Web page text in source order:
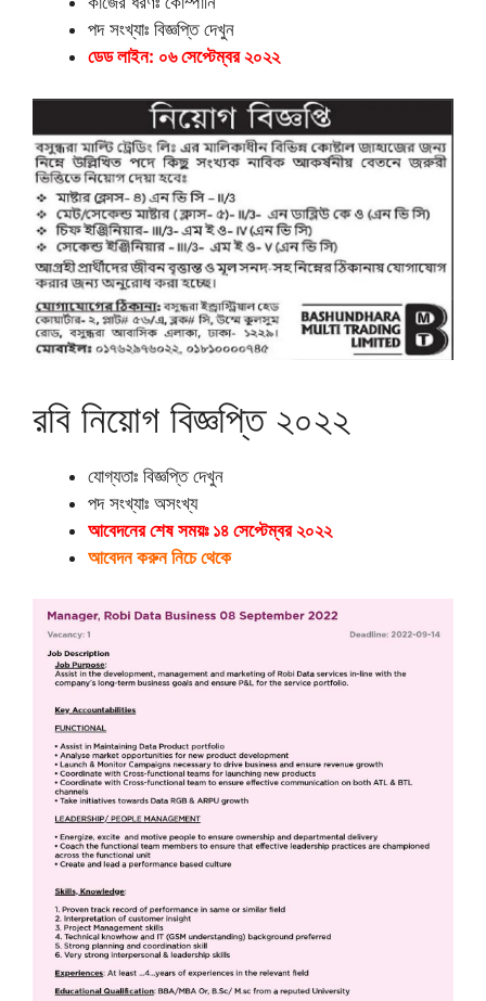
পদ সংখ্যাঃ বিজ্ঞপ্তি দেখুন
ডেড লাইন: ০৬ সেপ্টেম্বর ২০২২
রবি নিয়োগ বিজ্ঞপ্তি ২০২২
যোগ্যতাঃ বিজ্ঞপ্তি দেখুন
পদ সংখ্যাঃ অসংখ্য
আবেদনের শেষ সময়ঃ ১৪ সেপ্টেম্বর ২০২২
আবেদন করুন নিচে থেকে